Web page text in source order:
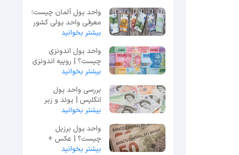
واحد پول آلمان چیست؛
معرفی واحد پولی کشور
آلمان
بیشتر بخوانید
واحد پول اندونزی
چیست؟ | روپیه اندونزی
(باعلامت IDR)
بیشتر بخوانید
بررسی واحد پول
انگلیس | پوند و زیر
واحد آن (پنی)
بیشتر بخوانید
واحد پول برزیل
چیست؟ | عکس +
معرفی زیر واحد ها
بیشتر بخوانید